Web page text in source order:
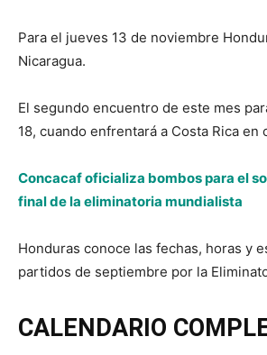
Para el jueves 13 de noviembre
Nicaragua.
El segundo encuentro de este mes
18, cuando enfrentará a Costa Rica en
Concacaf oficializa bombos para el
final de la eliminatoria mundialista
Honduras conoce las fechas, horas y
partidos de septiembre por la
CALENDARIO